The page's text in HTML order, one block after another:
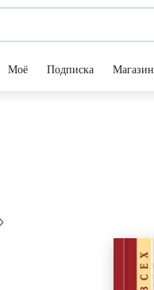
Моё Подписка Магазин